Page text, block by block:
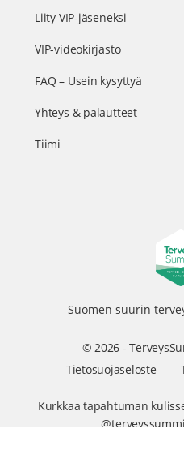
Liity VIP-jäseneksi
VIP-videokirjasto
FAQ – Usein kysyttyä
Yhteys & palautteet
Tiimi
Suomen suurin
© 2026 -
Tietosuojaseloste
Kurkkaa tapahtuman